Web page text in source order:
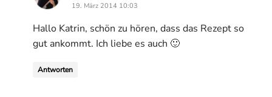
19. März 2014 10:03
Hallo Katrin, schön zu hören, dass das Rezept so
gut ankommt. Ich liebe es auch 🙂
Antworten